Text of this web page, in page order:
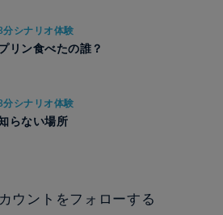
分シナリオ体験
リン食べたの誰？
分シナリオ体験
らない場所
ウントをフォローする